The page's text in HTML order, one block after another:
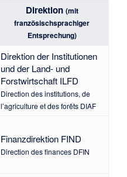
Direktion (mit
französischsprachiger
Entsprechung)
Direktion der Institutionen
und der Land- und
Forstwirtschaft ILFD
Direction des institutions, de
l’agriculture et des forêts DIAF
Finanzdirektion FIND
Direction des finances DFIN